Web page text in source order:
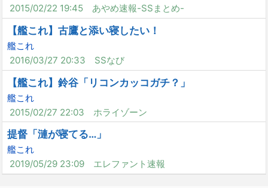
2015/02/22 19:45
あやめ速報-SSまとめ-
【艦これ】古鷹と添い寝したい！
艦これ
2016/03/27 20:33
SSなび
【艦これ】鈴谷「リコンカッコガチ？」
艦これ
2015/02/27 22:03
ホライゾーン
提督「漣が寝てる…」
艦これ
2019/05/29 23:09
エレファント速報